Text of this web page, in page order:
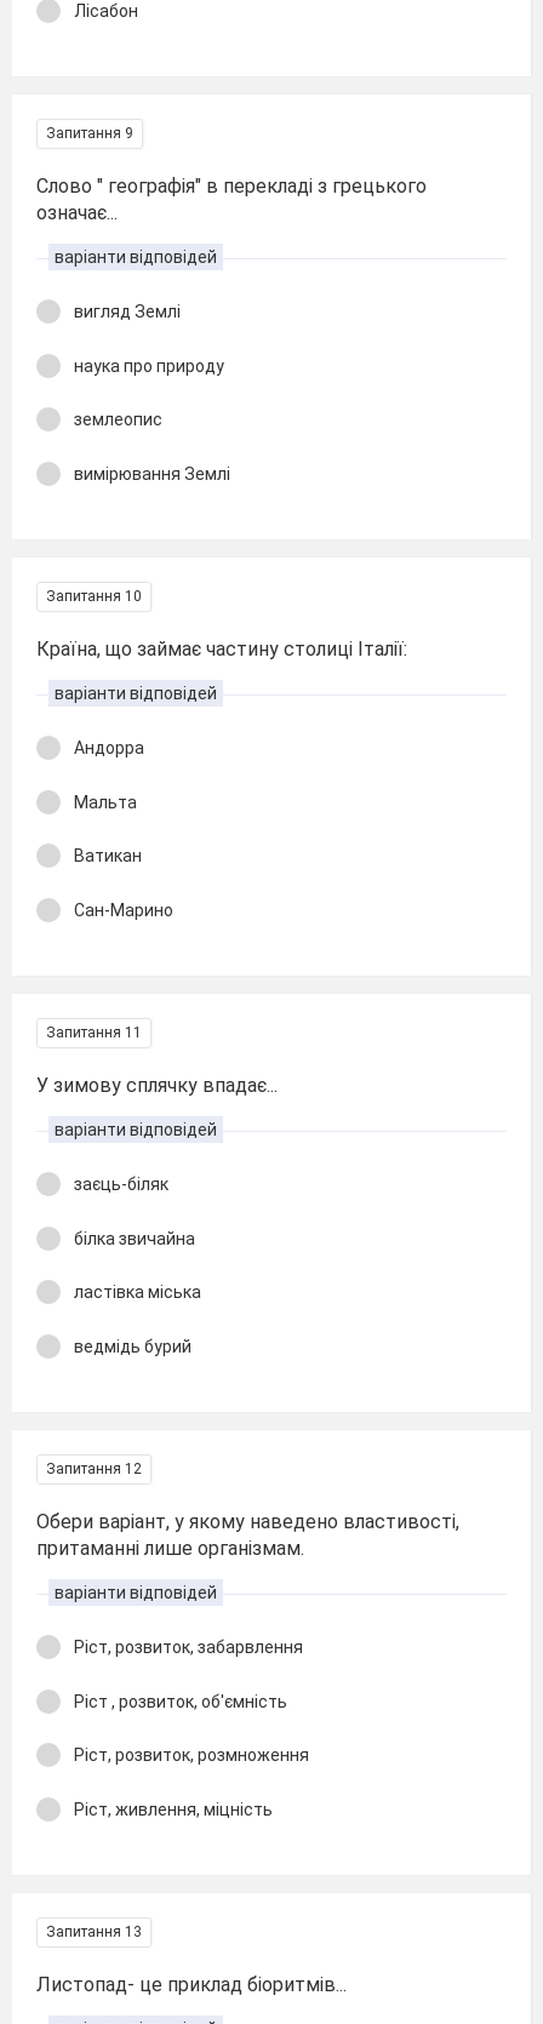
Лісабон
Запитання 9
Слово " географія" в перекладі з грецького
означає...
варіанти відповідей
вигляд Землі
наука про природу
землеопис
вимірювання Землі
Запитання 10
Країна, що займає частину столиці Італії:
варіанти відповідей
Андорра
Мальта
Ватикан
Сан-Марино
Запитання 11
У зимову сплячку впадає...
варіанти відповідей
заєць-біляк
білка звичайна
ластівка міська
ведмідь бурий
Запитання 12
Обери варіант, у якому наведено властивості,
притаманні лише організмам.
варіанти відповідей
Ріст, розвиток, забарвлення
Ріст , розвиток, об'ємність
Ріст, розвиток, розмноження
Ріст, живлення, міцність
Запитання 13
Листопад- це приклад біоритмів...